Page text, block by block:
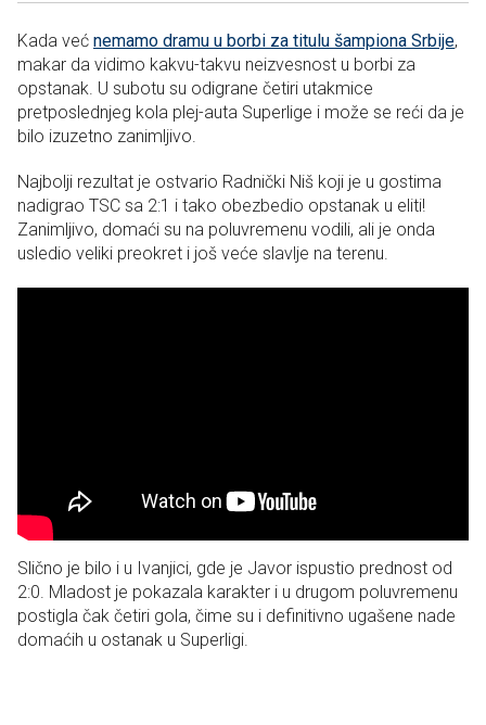
Kada već nemamo dramu u borbi za titulu šampiona Srbije,
makar da vidimo kakvu-takvu neizvesnost u borbi za
opstanak. U subotu su odigrane četiri utakmice
pretposlednjeg kola plej-auta Superlige i može se reći da je
bilo izuzetno zanimljivo.
Najbolji rezultat je ostvario Radnički Niš koji je u gostima
nadigrao TSC sa 2:1 i tako obezbedio opstanak u eliti!
Zanimljivo, domaći su na poluvremenu vodili, ali je onda
usledio veliki preokret i još veće slavlje na terenu.
Slično je bilo i u Ivanjici, gde je Javor ispustio prednost od
2:0. Mladost je pokazala karakter i u drugom poluvremenu
postigla čak četiri gola, čime su i definitivno ugašene nade
domaćih u ostanak u Superligi.